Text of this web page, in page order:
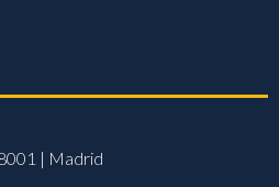
| Madrid